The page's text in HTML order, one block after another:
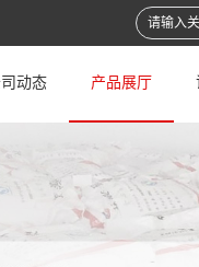
动态 产品展厅